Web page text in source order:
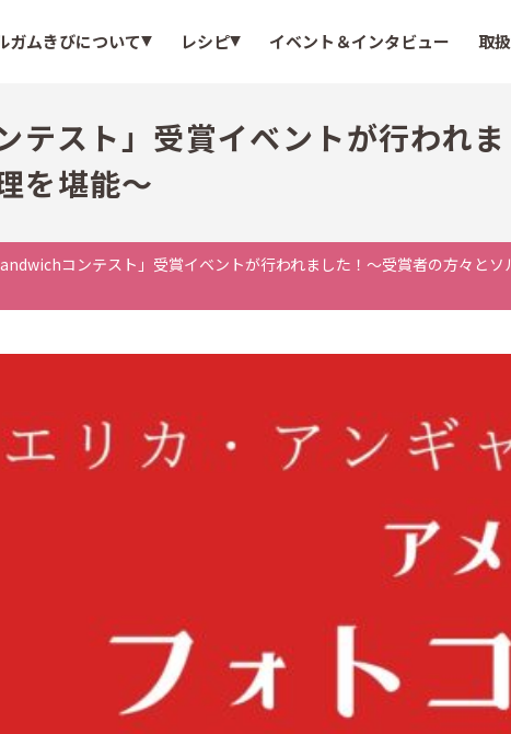
ガムきびについて レシピ イベント＆インタビュー 取
スト」受賞イベントが行われ
を堪能〜
コンテスト」受賞イベントが行われました！〜受賞者の方々とソ